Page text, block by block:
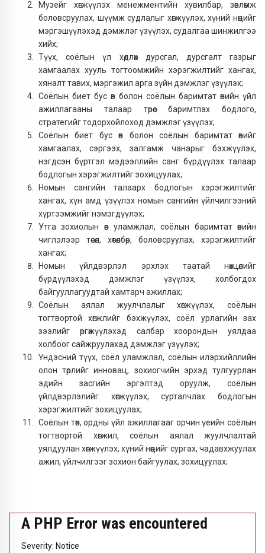
Музейг хөгжүүлэх менежментийн хувилбар, зөвлөмж
боловсруулах, шүүмж судлалыг хөгжүүлэх, хүний нөөцийг
мэргэшүүлэхэд дэмжлэг үзүүлэх, судалгаа шинжилгээ
хийх;
Түүх, соёлын үл хөдлөх дурсгал, дурсгалт газрыг
хамгаалах хууль тогтоомжийн хэрэгжилтийг хангах,
хяналт тавих, мэргэжил арга зүйн дэмжлэг үзүүлэх;
Соёлын биет бус өв болон соёлын баримтат өвийн үйл
ажиллагааны талаар төрөөс баримтлах бодлого,
стратегийг тодорхойлоход дэмжлэг үзүүлэх;
Соёлын биет бус өв болон соёлын баримтат өвийг
хамгаалах, сэргээх, залгамж чанарыг бэхжүүлэх,
нэгдсэн бүртгэл мэдээллийн санг бүрдүүлэх талаар
бодлогын хэрэгжилтийг зохицуулах;
Номын сангийн талаарх бодлогын хэрэгжилтийг
хангах, хүн амд үзүүлэх номын сангийн үйлчилгээний
хүртээмжийг нэмэгдүүлэх;
Утга зохиолын өв уламжлал, соёлын баримтат өвийн
чиглэлээр төсөл, хөтөлбөр, боловсруулах, хэрэгжилтийг
хангах;
Номын үйлдвэрлэл эрхлэх таатай нөхцөлийг
бүрдүүлэхэд дэмжлэг үзүүлэх, холбогдох
байгууллагуудтай хамтарч ажиллах;
Соёлын аялал жуулчлалыг хөгжүүлэх, соёлын
тогтвортой хөгжлийг бэхжүүлэх, соёл урлагийн зах
зээлийг өргөжүүлэхэд салбар хоорондын уялдаа
холбоог сайжруулахад дэмжлэг үзүүлэх;
Үндэсний түүх, соёл уламжлал, соёлын илэрхийллийн
олон төрлийг инновац, зохиогчийн эрхэд тулгуурлан
эдийн засгийн эргэлтэд оруулж, соёлын
үйлдвэрлэлийг хөгжүүлэх, сурталчлах бодлогын
хэрэгжилтийг зохицуулах;
Соёлын төв, ордны үйл ажиллагааг орчин үеийн соёлын
тогтвортой хөгжил, соёлын аялал жуулчлалтай
уялдуулан хөгжүүлэх, хүний нөөцийг сургах, чадавхжуулах
ажил, үйлчилгээг зохион байгуулах, зохицуулах;
A PHP Error was encountered
Severity: Notice